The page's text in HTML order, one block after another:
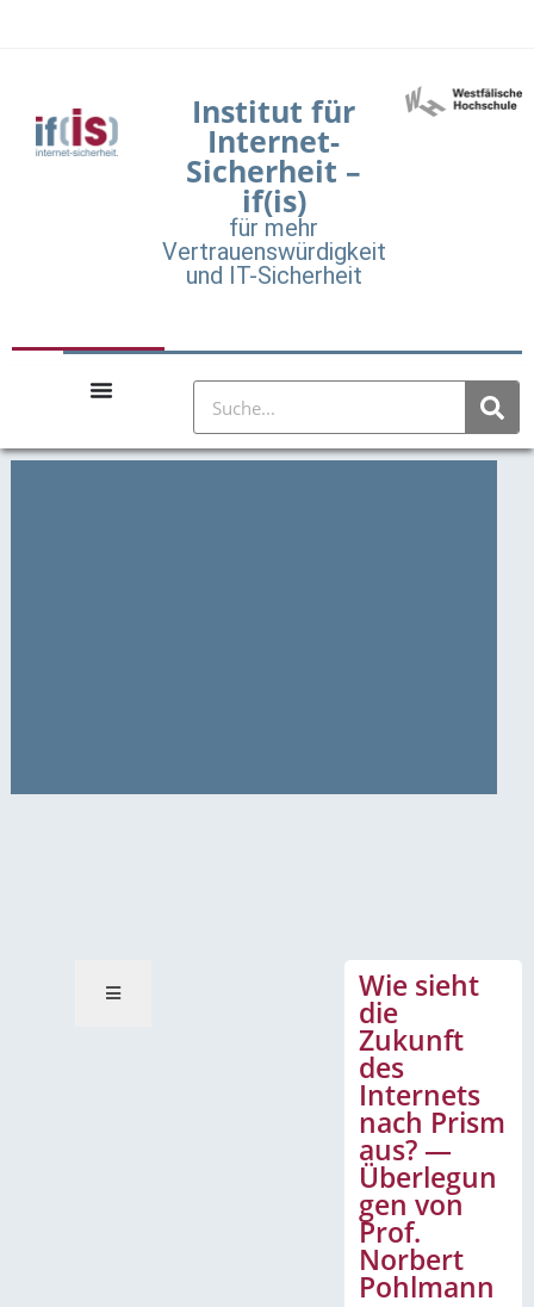
Institut für
Internet-
Sicherheit –
if(is)
für mehr
Vertrauenswürdigkeit
und IT-Sicherheit
Wie sieht
die
Zukunft
des
Internets
nach Prism
aus? —
Überlegun
gen von
Prof.
Norbert
Pohlmann